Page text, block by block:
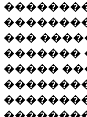
���
�������
�����